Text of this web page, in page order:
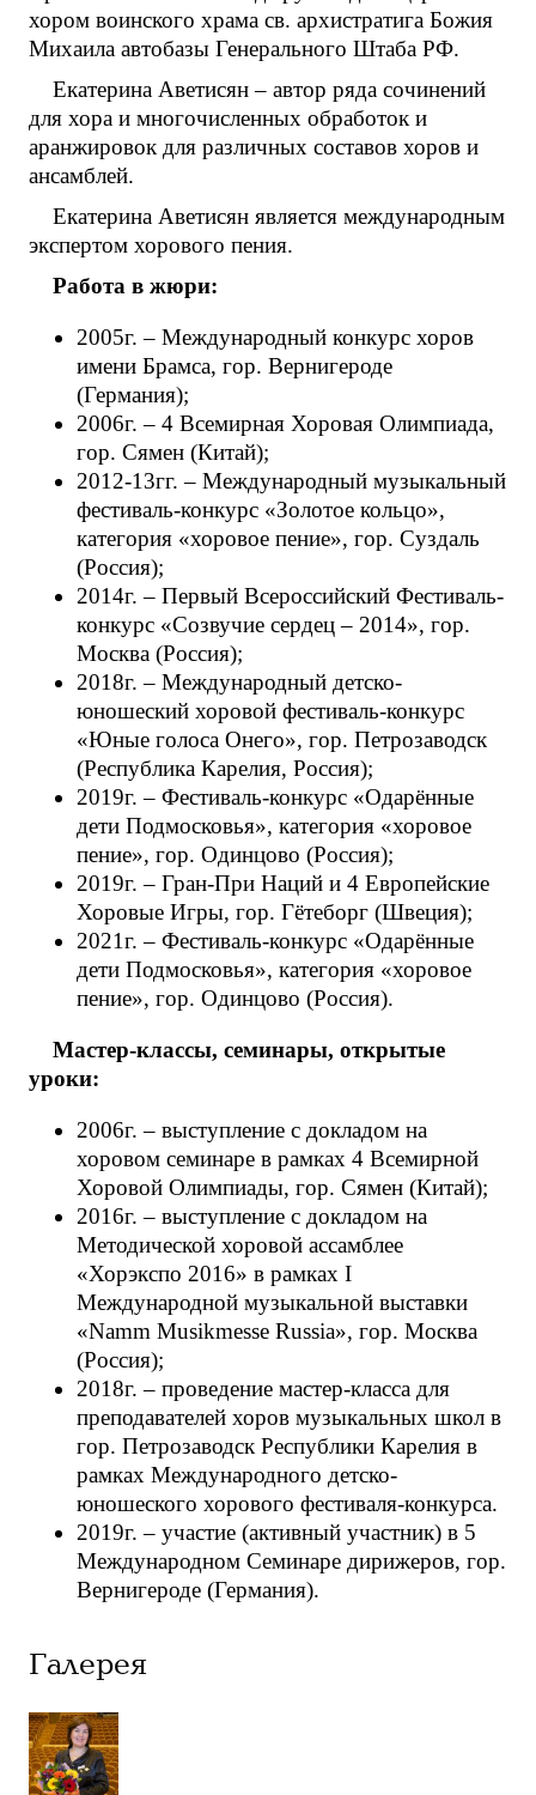
хором воинского храма св. архистратига Божия
Михаила автобазы Генерального Штаба РФ.
Екатерина Аветисян – автор ряда сочинений
для хора и многочисленных обработок и
аранжировок для различных составов хоров и
ансамблей.
Екатерина Аветисян является международным
экспертом хорового пения.
Работа в жюри:
2005г. – Международный конкурс хоров
имени Брамса, гор. Вернигероде
(Германия);
2006г. – 4 Всемирная Хоровая Олимпиада,
гор. Сямен (Китай);
2012-13гг. – Международный музыкальный
фестиваль-конкурс «Золотое кольцо»,
категория «хоровое пение», гор. Суздаль
(Россия);
2014г. – Первый Всероссийский Фестиваль-
конкурс «Созвучие сердец – 2014», гор.
Москва (Россия);
2018г. – Международный детско-
юношеский хоровой фестиваль-конкурс
«Юные голоса Онего», гор. Петрозаводск
(Республика Карелия, Россия);
2019г. – Фестиваль-конкурс «Одарённые
дети Подмосковья», категория «хоровое
пение», гор. Одинцово (Россия);
2019г. – Гран-При Наций и 4 Европейские
Хоровые Игры, гор. Гётеборг (Швеция);
2021г. – Фестиваль-конкурс «Одарённые
дети Подмосковья», категория «хоровое
пение», гор. Одинцово (Россия).
Мастер-классы, семинары, открытые
уроки:
2006г. – выступление с докладом на
хоровом семинаре в рамках 4 Всемирной
Хоровой Олимпиады, гор. Сямен (Китай);
2016г. – выступление с докладом на
Методической хоровой ассамблее
«Хорэкспо 2016» в рамках I
Международной музыкальной выставки
«Namm Musikmesse Russia», гор. Москва
(Россия);
2018г. – проведение мастер-класса для
преподавателей хоров музыкальных школ в
гор. Петрозаводск Республики Карелия в
рамках Международного детско-
юношеского хорового фестиваля-конкурса.
2019г. – участие (активный участник) в 5
Международном Семинаре дирижеров, гор.
Вернигероде (Германия).
Галерея